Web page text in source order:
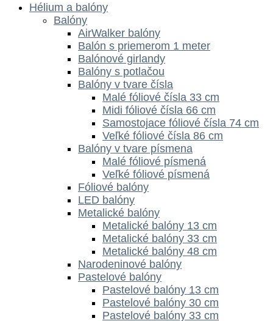
Hélium a balóny
Balóny
AirWalker balóny
Balón s priemerom 1 meter
Balónové girlandy
Balóny s potlačou
Balóny v tvare čísla
Malé fóliové čísla 33 cm
Midi fóliové čísla 66 cm
Samostojace fóliové čísla 74 cm
Veľké fóliové čísla 86 cm
Balóny v tvare písmena
Malé fóliové písmená
Veľké fóliové písmená
Fóliové balóny
LED balóny
Metalické balóny
Metalické balóny 13 cm
Metalické balóny 33 cm
Metalické balóny 48 cm
Narodeninové balóny
Pastelové balóny
Pastelové balóny 13 cm
Pastelové balóny 30 cm
Pastelové balóny 33 cm